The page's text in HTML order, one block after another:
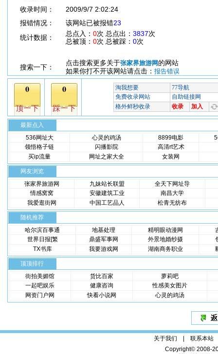
收录时间：
2009/9/7 2:02:24
报错情况：
该网站已被报错23
统计数据：
总点入： 0次 总点出： 3837次
总被顶： 0次 总被踩： 0次
搜索一下：
点击搜索更多关于张家界旅游网 的网站
如果你打不开该网站请点击： 报告错误
最新点入
536网址大
心灵的鸡汤 8899电影
领悟格子链
闪播影院
高清rt艺术
买ip流量
网址之家大全 女装网
网友浏览
张家界旅游网
九妹站长联盟
全天下网址导
情感窝窝
安徽建筑工业
南昌大学
我爱逛街网
中国工艺品人 松青无纺布
随机推荐
哈尔滨百事通
地基处理 精明眼动漫网
世界日报[繁
鼎盛军事网 外景地婚纱摄
TX书库
我要游戏网 湖南商务职业
顶顶排行
街拍美媚馆
货比百家
萝莉吧
一起吧娱乐
健康咨询
性感美女图片
网资门户网
快看小说网 心灵的鸡汤
关于我们 | 联系本站
Copyright© 2008-